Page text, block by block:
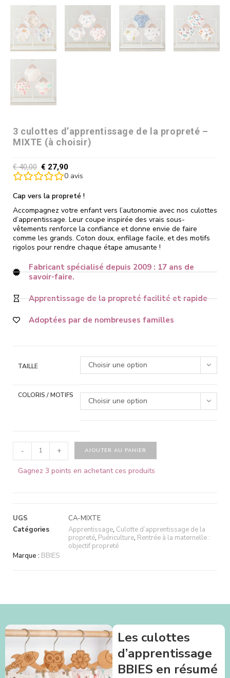
3 culottes d’apprentissage de la propreté –
MIXTE (à choisir)
€40,00 € 27,90
0 avis
Cap vers la propreté !
Accompagnez votre enfant vers l’autonomie avec nos culottes
d’apprentissage. Leur coupe inspirée des vrais sous-
vêtements renforce la confiance et donne envie de faire
comme les grands. Coton doux, enfilage facile, et des motifs
rigolos pour rendre chaque étape amusante !
Fabricant spécialisé depuis 2009 : 17 ans de
savoir-faire.
Apprentissage de la propreté facilité et rapide
Adoptées par de nombreuses familles
TAILLE Choisir une option
COLORIS / MOTIFS
Choisir une option
- + AJOUTER AU PANIER
Gagnez 3 points en achetant ces produits
UGS
CA-MIXTE
Catégories
Apprentissage, Culotte d’apprentissage de la
propreté, Puériculture, Rentrée à la maternelle :
objectif propreté
Marque : BBIES
Les culottes
d’apprentissage
BBIES en résumé